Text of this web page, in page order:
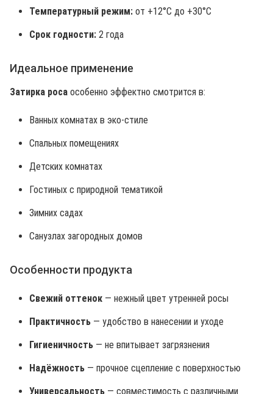
Температурный режим: от +12°C до +30°C
Срок годности: 2 года
Идеальное применение
Затирка роса особенно эффектно смотрится в:
Ванных комнатах в эко-стиле
Спальных помещениях
Детских комнатах
Гостиных с природной тематикой
Зимних садах
Санузлах загородных домов
Особенности продукта
Свежий оттенок — нежный цвет утренней росы
Практичность — удобство в нанесении и уходе
Гигиеничность — не впитывает загрязнения
Надёжность — прочное сцепление с поверхностью
Универсальность — совместимость с различными